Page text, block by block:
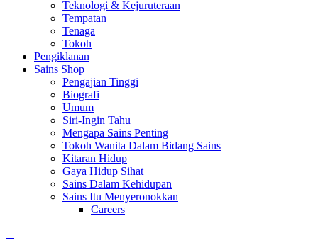
Teknologi & Kejuruteraan
Tempatan
Tenaga
Tokoh
Pengiklanan
Sains Shop
Pengajian Tinggi
Biografi
Umum
Siri-Ingin Tahu
Mengapa Sains Penting
Tokoh Wanita Dalam Bidang Sains
Kitaran Hidup
Gaya Hidup Sihat
Sains Dalam Kehidupan
Sains Itu Menyeronokkan
Careers